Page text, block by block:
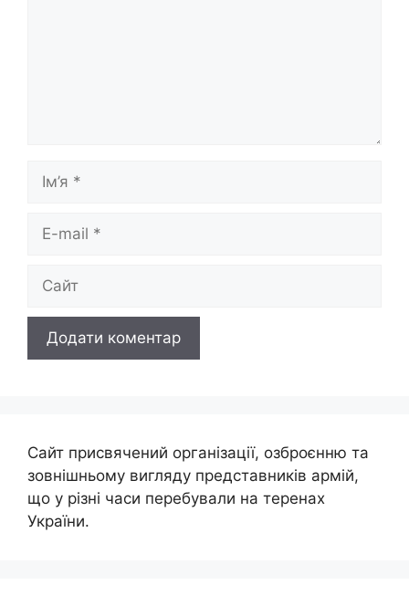
mail
Сайт присвячений організації, озброєнню та
зовнішньому вигляду представників армій,
що у різні часи перебували на теренах
України.